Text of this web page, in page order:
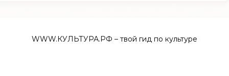
WWW.КУЛЬТУРА.РФ – твой гид по культуре